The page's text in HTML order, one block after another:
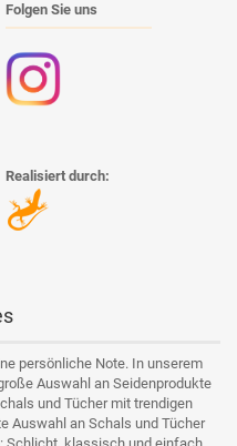
Folgen Sie uns
Realisiert durch:
persönliche Note. In unserem
Auswahl an Seidenprodukte
und Tücher mit trendigen
Auswahl an Schals und Tücher